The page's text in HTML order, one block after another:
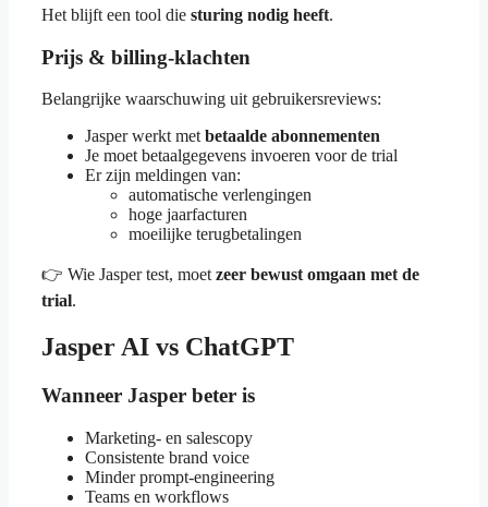
Het blijft een tool die sturing nodig heeft.
Prijs & billing-klachten
Belangrijke waarschuwing uit gebruikersreviews:
Jasper werkt metbetaalde abonnementen
Je moet betaalgegevens invoeren voor de trial
Er zijn meldingen van:
automatische verlengingen
hoge jaarfacturen
moeilijke terugbetalingen
👉 Wie Jasper test, moetzeer bewust omgaan met de
trial.
Jasper AI vs ChatGPT
Wanneer Jasper beter is
Marketing- en salescopy
Consistente brand voice
Minder prompt-engineering
Teams en workflows